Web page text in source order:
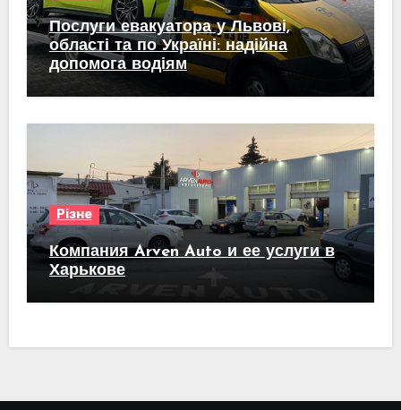
Послуги евакуатора у Львові,
області та по Україні: надійна
допомога водіям
Різне
Компания Arven Auto и ее услуги в
Харькове